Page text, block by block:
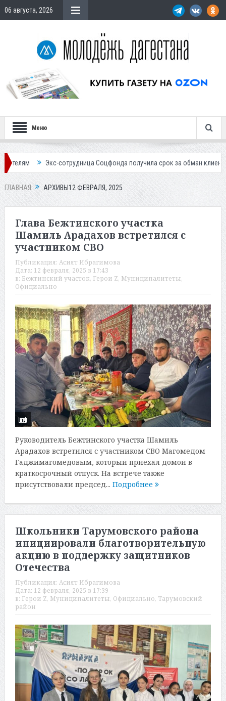
06 августа, 2026
Меню
Соцфонда получила срок за обман клиентов Жителей
ГЛАВНАЯ АРХИВЫ12 ФЕВРАЛЯ, 2025
Глава Бежтинского участка
Шамиль Арадахов встретился с
участником СВО
Публикация: Асият Ибрагимова
Дата: 12 февраля, 2025 в 17:43
в: Бежтинский участок, Герои Z, Муниципалитеты,
Официально
Руководитель Бежтинского участка Шамиль
Арадахов встретился с участником СВО Магомедом
Гаджимагомедовым, который приехал домой в
краткосрочный отпуск. На встрече также
присутствовали председ... Подробнее
Школьники Тарумовского района
инициировали благотворительную
акцию в поддержку защитников
Отечества
Публикация: Асият Ибрагимова
Дата: 12 февраля, 2025 в 17:39
в: Герои Z, Муниципалитеты, Официально, Тарумовский
район